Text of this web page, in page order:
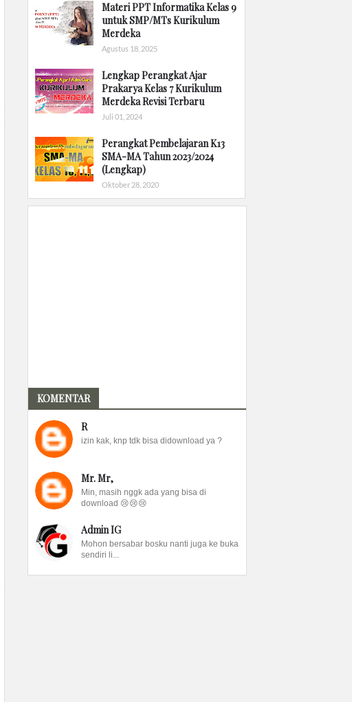
Materi PPT Informatika Kelas 9
untuk SMP/MTs Kurikulum
Merdeka
Agustus 18, 2025
Lengkap Perangkat Ajar
Prakarya Kelas 7 Kurikulum
Merdeka Revisi Terbaru
Juli 01, 2024
Perangkat Pembelajaran K13
SMA-MA Tahun 2023/2024
(Lengkap)
Oktober 28, 2020
KOMENTAR
R
izin kak, knp tdk bisa didownload ya ?
Mr. Mr,
Min, masih nggk ada yang bisa di
download 😢😢😢
Admin IG
Mohon bersabar bosku nanti juga ke buka
sendiri li...